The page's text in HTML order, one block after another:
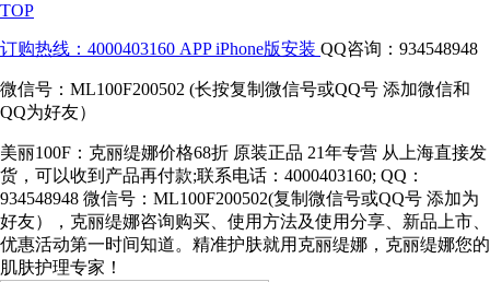
TOP
订购热线：4000403160 APP iPhone版安装 QQ咨询：934548948
微信号：ML100F200502 (长按复制微信号或QQ号 添加微信和
QQ为好友）
美丽100F：克丽缇娜价格68折 原装正品 21年专营 从上海直接发
货，可以收到产品再付款;联系电话：4000403160; QQ：
934548948 微信号：ML100F200502(复制微信号或QQ号 添加为
好友），克丽缇娜咨询购买、使用方法及使用分享、新品上市、
优惠活动第一时间知道。精准护肤就用克丽缇娜，克丽缇娜您的
肌肤护理专家！